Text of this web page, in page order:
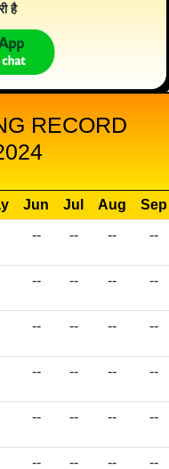
है
RECORD
Jun Jul Aug
Sep
-- -- -- --
-- -- -- --
-- -- -- --
-- -- -- --
-- -- -- --
-- -- -- --